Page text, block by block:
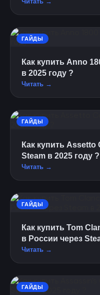
ГАЙДЫ
Как купить Anno 1800 в России через
в 2025 году ?
Читать →
ГАЙДЫ
Как купить Assetto Corsa в
Steam в 2025 году ?
Читать →
ГАЙДЫ
Как купить Tom
в России через
Читать →
ГАЙДЫ